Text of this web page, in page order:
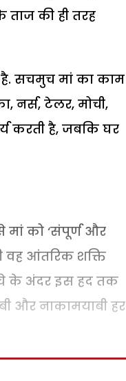
ताज की ही तरह
सचमुच मां का काम
नर्स, टेलर, मोची,
करती है, जबकि घर
मां को ‘संपूर्ण और
वह आंतरिक शक्ति
के अंदर इस हद तक
और नाकामयाबी हर